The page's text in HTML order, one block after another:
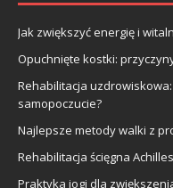
Jak zwiększyć energię i
Opuchnięte kostki:
Rehabilitacja
samopoczucie?
Najlepsze metody walki z
Rehabilitacja ścięgna
Praktyka jogi dla